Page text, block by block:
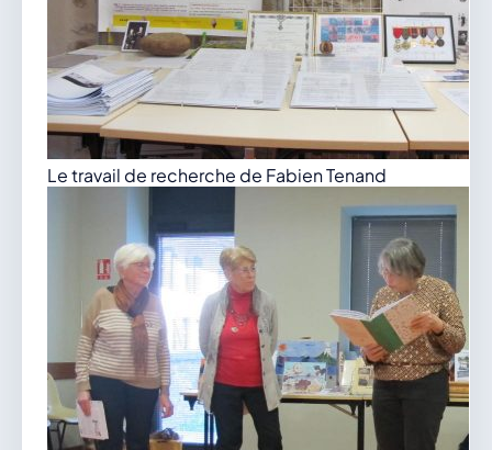
Le travail de recherche de Fabien Tenand